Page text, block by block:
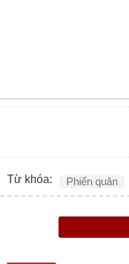
Từ khóa: Phiến quân